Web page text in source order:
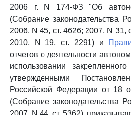
2006 г. N 174-ФЗ "Об
(Собрание законодательства
2006, N 45, ст. 4626; 2007, N 31,
2010, N 19, ст. 2291) и
отчетов о деятельности
использовании
утвержденными
Российской Федерации от 18
(Собрание законодательства
2007, N 44, ст. 5362),